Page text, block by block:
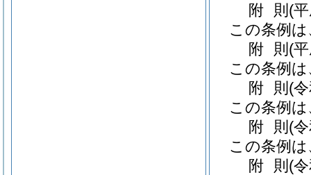
附 則 (
この条例
附 則 (
この条例
附 則 (
この条例
附 則 (
この条例
附 則 (